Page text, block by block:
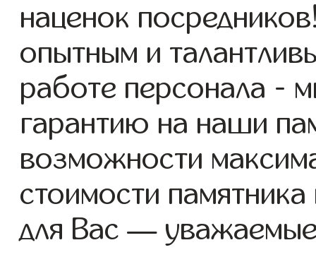
наценок
опытным и
работе персонала -
гарантию на наши
возможности
стоимости
для Вас —